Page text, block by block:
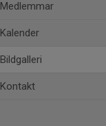
Medlemmar
Kalender
Bildgalleri
Kontakt